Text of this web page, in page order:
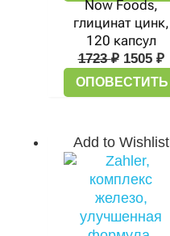
Now Foods,
глицинат цинк,
120 капсул
1723₽ 1505 ₽
ОПОВЕСТИТЬ
Add to Wishlist